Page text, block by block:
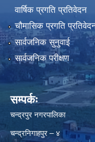
वार्षिक प्रगति प्रतिवेदन
चौमासिक प्रगति
सार्वजनिक सुनुवाई
सार्वजनिक परीक्षण
सम्पर्कः
चन्द्रपुर नगरपालिका
चन्द्रनिगाहपुर – ४